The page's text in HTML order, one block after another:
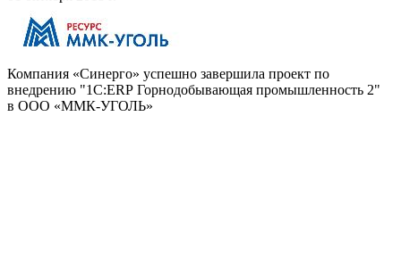
Компания «Синерго» успешно завершила проект по
внедрению "1С:ERP Горнодобывающая промышленность 2"
в ООО «ММК‑УГОЛЬ»